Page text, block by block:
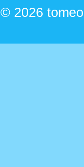
© 2026